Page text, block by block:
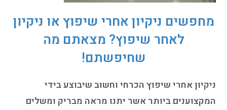
מחפשים ניקיון אחרי שיפוץ או ניקיון
לאחר שיפוץ? מצאתם מה
שחיפשתם!
ניקיון אחרי שיפוץ הכרחי וחשוב שיבוצע בידי
המקצוענים ביותר אשר יתנו מראה מבריק ומשלים